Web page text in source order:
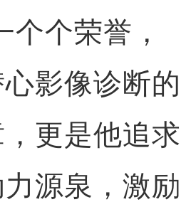
个个荣誉，
影像诊断的
更是他追求
源泉，激励